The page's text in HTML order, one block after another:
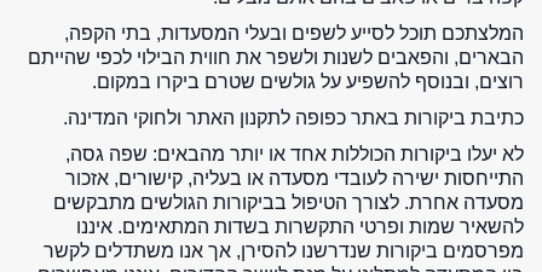
המלצתכם תוכל לסייע לשפים ובעלי המסעדות, בתי הקפה,
הבארים, והפאבים לשנות ולשפר את חווית הבילוי לכפי שהייתם
רוצים, ובנוסף להשפיע על גולשים שטרם ביקרו במקום.
כתיבת ביקורות באתר כפופה לתקנון האתר ולחוקי המדינה.
לא יעלו ביקורות הכוללות אחד או יותר מהבאים: שפה גסה,
התייחסות ישירה לעובדי מסעדה או בעליה, קישורים, אזכור
מסעדה אחרת. לצורך הטיפול בביקורות הגולשים מתבקשים
להשאיר שמות ופרטי התקשרות בשדות המתאימים. איננו
מפרסמים ביקורות שנדרשנו להסירן, אך אנו משתדלים לקשר